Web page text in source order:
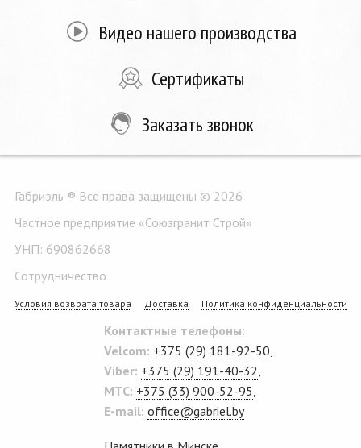
Видео нашего производства
Сертификаты
Заказать звонок
Габриэль ® Все права защищены © 2026
Частное предприятие «Союзгранит Строй»
УНП: 690862668
Сотрудничество
Условия возврата товара Доставка Политика конфиденциальности
Контактные телефоны:
Velcom: +375 (29) 181-92-50,
Viber: +375 (29) 191-40-32,
MTC: +375 (33) 900-52-95,
E-mail: office@gabriel.by